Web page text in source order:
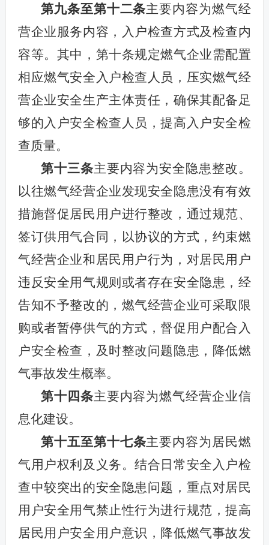
第九条至第十二条主要内容为燃气经
营企业服务内容，入户检查方式及 检查内
容等。其中， 第十条规定燃气企业需配置
相应燃气安全入户检查人员，压实燃气经
营企业安全生产主体责任，确保其配备足
够的入户安全检查人员，提高入户安全检
查质量。
第十三条主要内容为安全隐患整改。
以往燃气经营企业发现安全隐患没有有效
措施督促居民用户进行整改，通过规范、
签订供用气合同，以协议的方式，约束燃
气经营企业和居民用户行为，对居民用户
违反安全用气规则或者存在安全隐患，经
告知不予整改的，燃气经营企业可采取限
购或者暂停供气的方式，督促用户配合入
户安全检查，及时整改问题隐患，降低燃
气事故发生概率。
第十四条主要内容为燃气经营企业信
息化建设。
第十五至第十七条主要内容为居民燃
气用户权利及义务。结合日常安全入户检
查中较突出 的安全隐患问题，重点对居民
用户安全用气禁止性行为进行规范，提高
居民用户安全用户意识，降低燃气事故发